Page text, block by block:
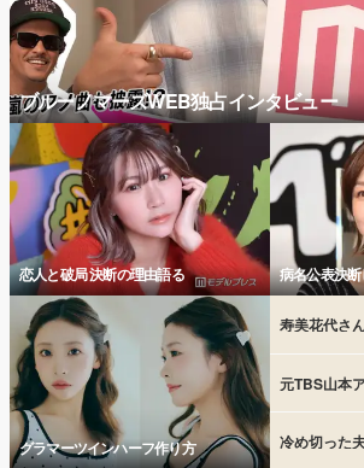
ブルーノマーズWEB独占インタビュー
恋人と破局 決断の理由語る 病名公表決
グラマーツインハーフ作り方
寿美花代さ
元TBS山本
冷め切った